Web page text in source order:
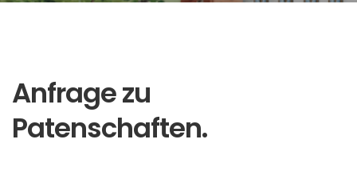
Anfrage zu
Patenschaften.